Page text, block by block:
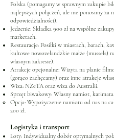
Polska (pomagamy w sprawnym zakupie
najlepszych połączeń, ale nie ponosimy za
odpowiedzialności).
Jedzenie: Składka 900 zł na wspólne
marketach.
Restauracje: Posiłki w miastach, barach,
kultowe nowozelandzkie małże (mussels)
własnym zakresie).
Atrakcje opcjonalne: Wizyta na planie
(gorąco zachęcamy) oraz inne atrakcje
Wiza: NZeTA oraz wiza do Australii.
Sprzęt biwakowy: Własny namiot,
Opcja: Wypożyczenie namiotu od nas na
200 zł.
Logistyka i transport
Loty: Indywidualny dobór optymalnych